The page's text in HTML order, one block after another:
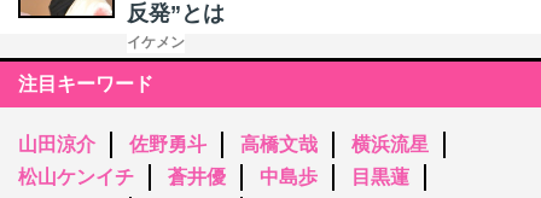
反発”とは
イケメン
注目キーワード
山田涼介 佐野勇斗 高橋文哉
横浜流星
松山ケンイチ
蒼井優 中島歩
目黒蓮